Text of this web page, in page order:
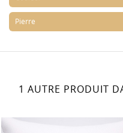
Pierre
1 AUTRE PRODUIT